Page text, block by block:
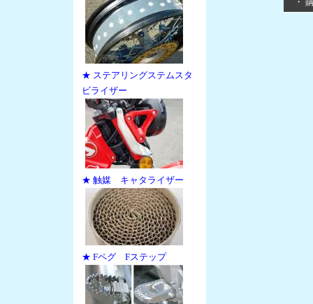
★ ステアリングステムスタ
ビライザー
★ 触媒 キャタライザー
★ Fペグ Fステップ